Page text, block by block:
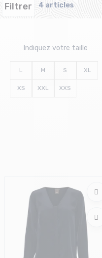
Filtrer 4 articles
Indiquez votre taille
L M S XL
XS XXL XXS